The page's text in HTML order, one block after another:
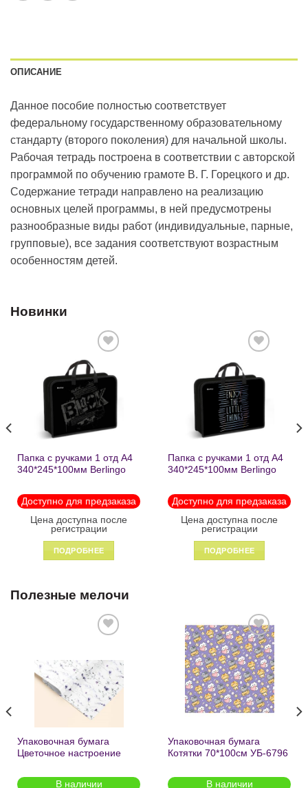
ОПИСАНИЕ
Данное пособие полностью соответствует
федеральному государственному образовательному
стандарту (второго поколения) для начальной школы.
Рабочая тетрадь построена в соответствии с авторской
программой по обучению грамоте В. Г. Горецкого и др.
Содержание тетради направлено на реализацию
основных целей программы, в ней предусмотрены
разнообразные виды работ (индивидуальные, парные,
групповые), все задания соответствуют возрастным
особенностям детей.
Новинки
Добавить
в список
желаний
Папка с ручками 1 отд А4
340*245*100мм Berlingo
молнии1246
Доступно для предзаказа
Цена доступна после
регистрации
ПОДРОБНЕЕ
Добавить
в список
желаний
Папка с ручками 1 отд А4
340*245*100мм Berlingo
пластик на молнии 1215
Доступно для предзаказа
Цена доступна после
регистрации
ПОДРОБНЕЕ
Полезные мелочи
желаний
Упаковочная бумага
Цветочное настроение
2шт/
В наличии
Добавить
в список
желаний
Упаковочная бумага
Котятки 70*100см УБ-6796
В наличии